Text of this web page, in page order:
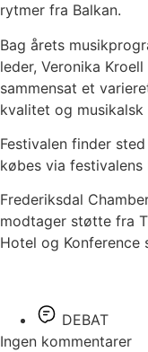
rytmer fra Balkan.
Bag årets
leder, Veronika
sammensat et
kvalitet og
Festivalen finder
købes via festivalens
Frederiksdal
modtager støtte fra
Hotel og Konference
DEBAT
Ingen kommentarer